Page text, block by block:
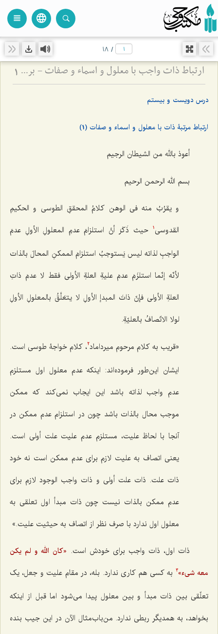
language
view_headline
/
18
ارتباط ذات واجب با معلول و اسماء و صفات - بررسی پیوند علت، معلول و فیض الهی 1
درس دویست و بیستم
ارتباط مرتبۀ ‌ذات با معلول و اسماء و صفات (1)
أعوذ بالله من الشیطان الرجیم
بسم الله الرحمن الرحیم
و یقرُبُ منه فی الوهن کلامُ المحققِ الطوسی و الحکیمِ
القدوسی 1
حیث ذَکَرَ أنَّ استلزامَ عدمِ المعلولِ الأولِ عدمَ
الواجبِ لذاته لیس یَستوجبُ استلزامَ الممکنِ المحالَ بالذات
لأنّه إنّما استلزَمَ عدمَ علیةِ العلةِ الأولى فقط لا عدمَ ذاتِ
العلةِ الأولى فإنّ ذاتَ المبدإ الأولِ لا یتعَلَّقُ بالمعلولِ الأولِ
لولا الاتّصافُ بالعلیّةِ.
«قریب به کلام مرحوم میرداماد2، کلام خواجۀ طوسی است.
ایشان این‌طور فرموده‌اند: اینکه عدم معلول اول مستلزم
عدم واجب لذاته باشد این ایجاب نمى‌کند که ممکن
موجب محال بالذات باشد چون در استلزام عدم ممکن در
آنجا با لحاظ علیت، مستلزم عدم علیت علت أولى است.
یعنى اتصاف به علیت لازم براى عدم ممکن است نه خود
ذات علت. ذات علت أولى و ذات واجب الوجود لازم براى
عدم ممکن بالذات نیست چون ذات مبدأ اول تعلقى به
معلول اول ندارد با صرف نظر از اتصاف به حیثیت علیت.»
ذات اول، ذات واجب براى خودش است. «کان الله و لم یکن
معه شی‌ء»3
به کسى هم کارى ندارد. بله، در مقام علیت و جعل، یک
تعلّقى بین ذات مبدأ و بین معلول پیدا مى‌شود اما قبل از اینکه
بخواهد، به همدیگر ربطى ندارد. من‌باب‌مثال الآن در این جیب بنده